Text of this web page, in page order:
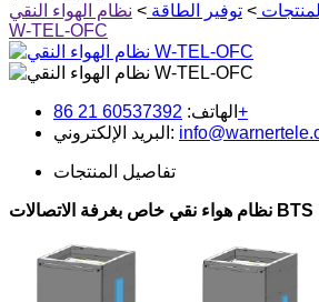
المنتجات > توفير الطاقة > نظام الهواء النقي
W-TEL-OFC
الهاتف: 60537392 21 86+
البريد الإلكتروني:
تفاصيل المنتجات
نظام هواء نقي خاص بغرفة الاتصالات BTS